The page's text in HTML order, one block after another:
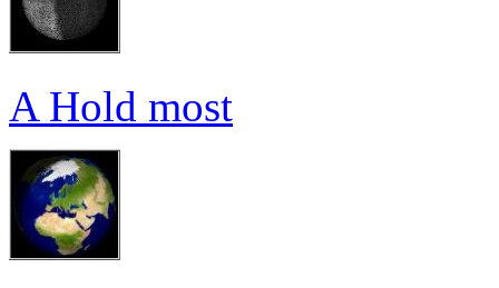
A Hold most